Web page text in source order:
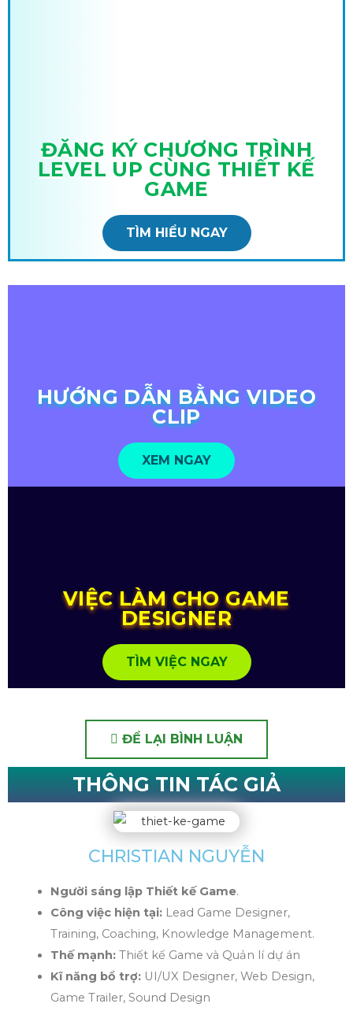
ĐĂNG KÝ CHƯƠNG TRÌNH
LEVEL UP CÙNG THIẾT KẾ
GAME
TÌM HIỂU NGAY
HƯỚNG DẪN BẰNG VIDEO
CLIP
XEM NGAY
VIỆC LÀM CHO GAME
DESIGNER
TÌM VIỆC NGAY
ĐỂ LẠI BÌNH LUẬN
THÔNG TIN TÁC GIẢ
CHRISTIAN NGUYỄN
Người sáng lập Thiết kế Game.
Công việc hiện tại:Lead Game Designer,
Training, Coaching, Knowledge Management.
Thế mạnh:Thiết kế Game và Quản lí dự án
Kĩ năng bổ trợ:UI/UX Designer, Web Design,
Game Trailer, Sound Design